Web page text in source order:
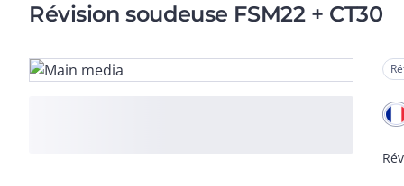
Révision soudeuse FSM22 + CT30